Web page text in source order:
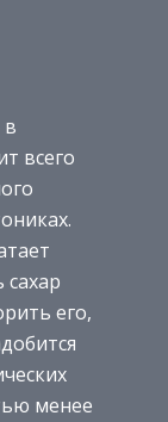
всего
его,
менее